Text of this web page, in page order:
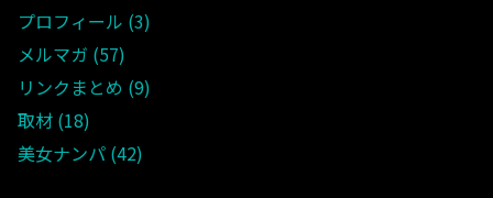
プロフィール 3
メルマガ 57
リンクまとめ 9
取材 18
美女ナンパ 42